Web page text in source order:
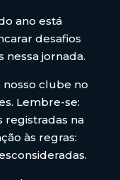
ano está
desafios
nessa jornada.
nosso clube no
Lembre-se:
registradas na
às regras: